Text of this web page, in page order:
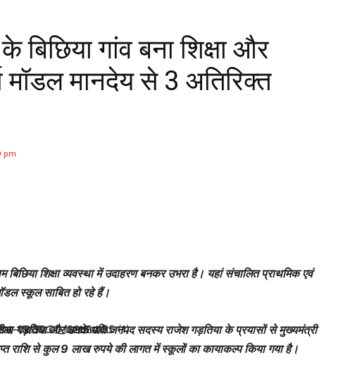
बिछिया गांव बना शिक्षा और
मॉडल मानदेय से 3 अतिरिक्त
pm
बिछिया शिक्षा व्यवस्था में उदाहरण बनकर उभरा है। यहां संचालित प्राथमिक एवं
स्कूल साबित हो रहे हैं।
गड़तिया और उनके पति जनपद सदस्य राजेश गड़तिया के प्रयासों से मुख्यमंत्री
राशि से कुल 9 लाख रुपये की लागत में स्कूलों का कायाकल्प किया गया है।